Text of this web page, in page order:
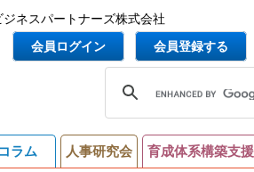
ネスパートナーズ株式会社
会員ログイン 会員登録する
コラム 人事研究会 育成体系構築支援